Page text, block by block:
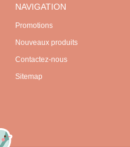
NAVIGATION
Promotions
Nouveaux produits
Contactez-nous
Sitemap